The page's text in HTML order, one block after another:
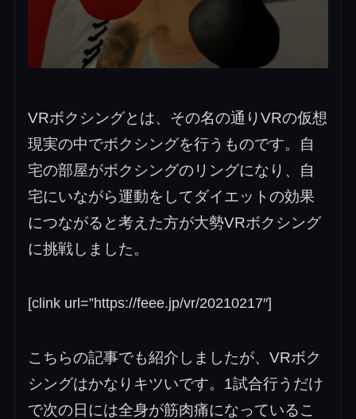
VRボクシングとは、その名の通りVRの仮想
現実の中でボクシングを行うものです。自
宅の部屋がボクシングのリングになり、自
宅にいながら運動をしてダイエットの効果
につながると考えた方が大勢VRボクシング
に挑戦しました。
[clink url=”https://feee.jp/vr/20210217″]
こちらの記事でも紹介しましたが、VRボク
シングはかなりキツいです。1試合行うだけ
で次の日には全身が筋肉痛になっているこ